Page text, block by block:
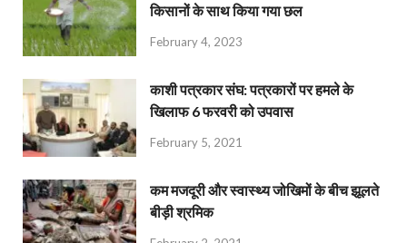
किसानों के साथ किया गया छल
February 4, 2023
काशी पत्रकार संघ: पत्रकारों पर हमले के
खिलाफ 6 फरवरी को उपवास
February 5, 2021
कम मजदूरी और स्वास्थ्य जोखिमों के बीच झूलते
बीड़ी श्रमिक